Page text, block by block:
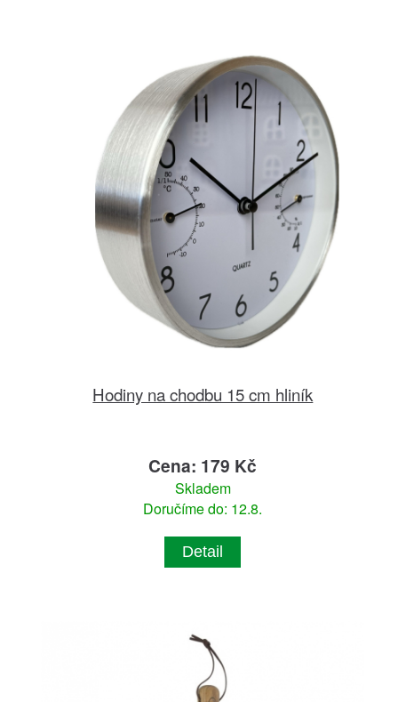
Hodiny na chodbu 15 cm hliník
Cena: 179 Kč
Skladem
Doručíme do: 12.8.
Detail